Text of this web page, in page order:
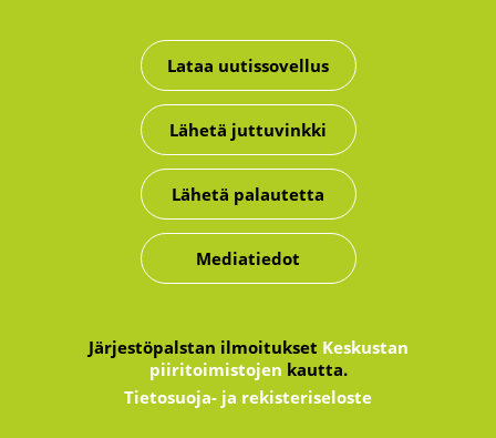
Lataa uutissovellus
Lähetä juttuvinkki
Lähetä palautetta
Mediatiedot
Järjestöpalstan ilmoitukset Keskustan
piiritoimistojen kautta.
Tietosuoja- ja rekisteriseloste